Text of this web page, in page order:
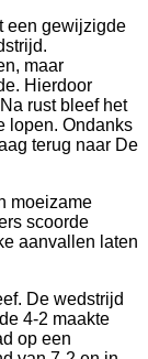
een gewijzigde
maar
Hierdoor
rust bleef het
lopen. Ondanks
terug naar De
moeizame
scoorde
aanvallen laten
De wedstrijd
4-2 maakte
op een